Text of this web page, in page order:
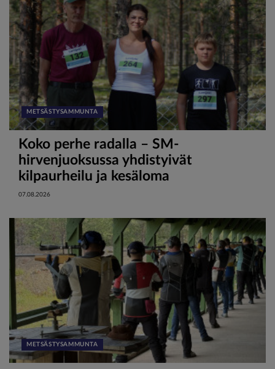
METSÄSTYSAMMUNTA
Koko perhe radalla – SM-
hirvenjuoksussa yhdistyivät
kilpaurheilu ja kesäloma
07.08.2026
METSÄSTYSAMMUNTA